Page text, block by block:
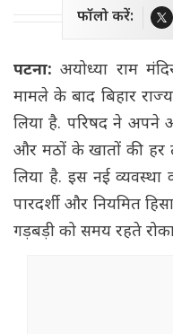
फॉलो करें:
पटना:अयोध्या राम
मामले के बाद बिहार
लिया है. परिषद ने अपने
और मठों के खातों की हर
लिया है. इस नई व्यवस्था
पारदर्शी और नियमित
गड़बड़ी को समय रहते